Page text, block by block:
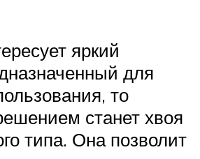
яркий
для
то
станет хвоя
типа. Она позволит